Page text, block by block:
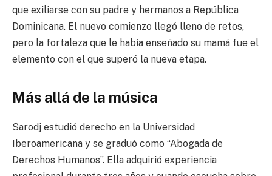
que exiliarse con su padre y hermanos a República
Dominicana. El nuevo comienzo llegó lleno de retos,
pero la fortaleza que le había enseñado su mamá fue el
elemento con el que superó la nueva etapa.
Más allá de la música
Sarodj estudió derecho en la Universidad
Iberoamericana y se graduó como “Abogada de
Derechos Humanos”. Ella adquirió experiencia